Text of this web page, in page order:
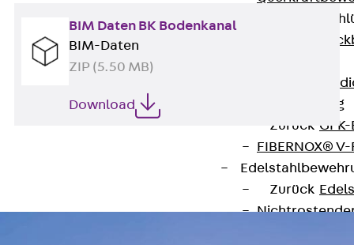
GFK-Bewehrung
Zurück
FIBERNOX® V-
Zurück
BIM Daten BK Bodenkanal
BIM-Daten
ZIP (5.50 MB)
Download